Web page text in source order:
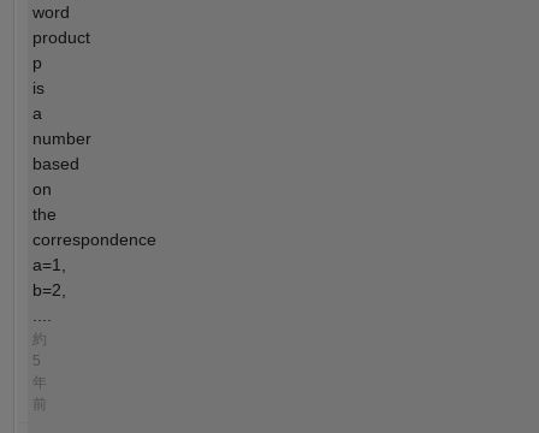
word
product
p
is
a
number
based
on
the
correspondence
a=1,
b=2,
約
5
年
前